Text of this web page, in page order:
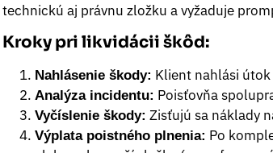
technickú aj právnu zložku a vyžaduje
Kroky pri likvidácii škôd:
Nahlásenie škody: Klient nahlási
Analýza incidentu: Poisťovňa
Vyčíslenie škody: Zisťujú sa náklady
Výplata poistného plnenia: Po